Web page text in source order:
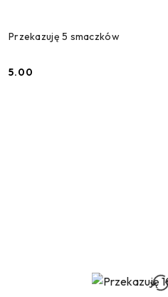
Przekazuję 5 smaczków
Cena:
5.00